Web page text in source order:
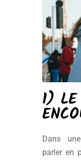
1)
Dans
parler en